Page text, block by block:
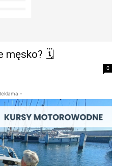
męsko? 🗓
0
-